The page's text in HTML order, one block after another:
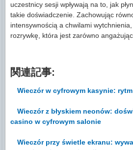
uczestnicy sesji wpływają na to, jak
takie doświadczenie. Zachowując
intensywnością a chwilami
rozrywkę, która jest zarówno
関連記事:
Wieczór w cyfrowym kasynie:
Wieczór z błyskiem neonów:
casino w cyfrowym salonie
Wieczór przy świetle ekranu: